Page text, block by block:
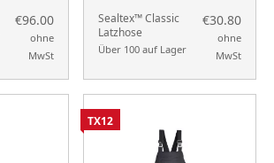
€96.00
ohne
MwSt
Sealtex™ Classic
Latzhose
Über 100 auf Lager
€30.80
ohne
MwSt
TX12